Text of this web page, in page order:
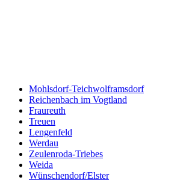
Mohlsdorf-Teichwolframsdorf
Reichenbach im Vogtland
Fraureuth
Treuen
Lengenfeld
Werdau
Zeulenroda-Triebes
Weida
Wünschendorf/Elster